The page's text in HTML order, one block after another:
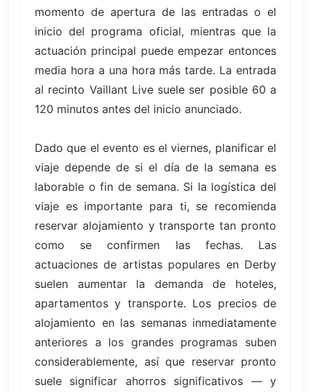
momento de apertura de las entradas o el
inicio del programa oficial, mientras que la
actuación principal puede empezar entonces
media hora a una hora más tarde. La entrada
al recinto Vaillant Live suele ser posible 60 a
120 minutos antes del inicio anunciado.
Dado que el evento es el viernes, planificar el
viaje depende de si el día de la semana es
laborable o fin de semana. Si la logística del
viaje es importante para ti, se recomienda
reservar alojamiento y transporte tan pronto
como se confirmen las fechas. Las
actuaciones de artistas populares en Derby
suelen aumentar la demanda de hoteles,
apartamentos y transporte. Los precios de
alojamiento en las semanas inmediatamente
anteriores a los grandes programas suben
considerablemente, así que reservar pronto
suele significar ahorros significativos — y